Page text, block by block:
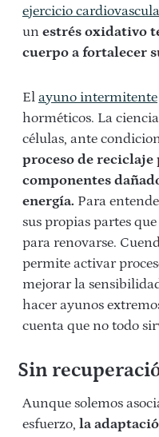
ejercicio
un estrés oxidativo
cuerpo a fortalecer
El ayuno intermitente
horméticos. La
células, ante
proceso de
componentes
energía. Para
sus propias partes
para renovarse.
permite activar
mejorar la
hacer ayunos
cuenta que no todo
Sin
Aunque solemos
esfuerzo, la